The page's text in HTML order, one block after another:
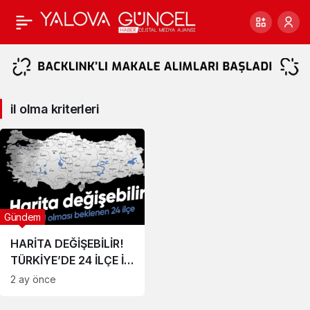
il
olma
kriterleri
Haberleri
il olma kriterleri
HARİTA DEĞİŞEBİLİR!
TÜRKİYE’DE 24 İLÇE İL
OLMA YOLUNDA
Gündem
2 ay önce